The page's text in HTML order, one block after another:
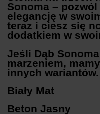
Sonoma –
elegancję w
teraz i ciesz się
dodatkiem w
Jeśli Dąb
marzeniem,
innych wariantów.
Biały Mat
Beton Jasny